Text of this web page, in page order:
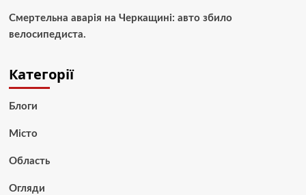
Смертельна аварія на Черкащині: авто збило
велосипедиста.
Категорії
Блоги
Місто
Область
Огляди